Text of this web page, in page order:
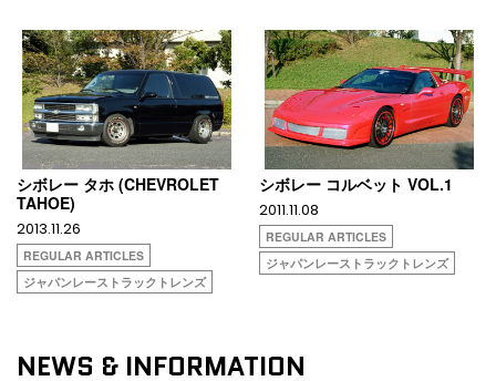
シボレー タホ (CHEVROLET
TAHOE)
2013.11.26
REGULAR ARTICLES
ジャパンレーストラックトレンズ
シボレー コルベット VOL.1
2011.11.08
REGULAR ARTICLES
ジャパンレーストラックトレンズ
NEWS & INFORMATION